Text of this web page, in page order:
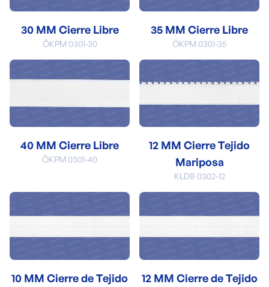
30 MM Cierre Libre
ÖKPM 0301-30
35 MM Cierre Libre
ÖKPM 0301-35
40 MM Cierre Libre
ÖKPM 0301-40
12 MM Cierre Tejido
Mariposa
KLDB 0302-12
10 MM Cierre de Tejido
12 MM Cierre de Tejido